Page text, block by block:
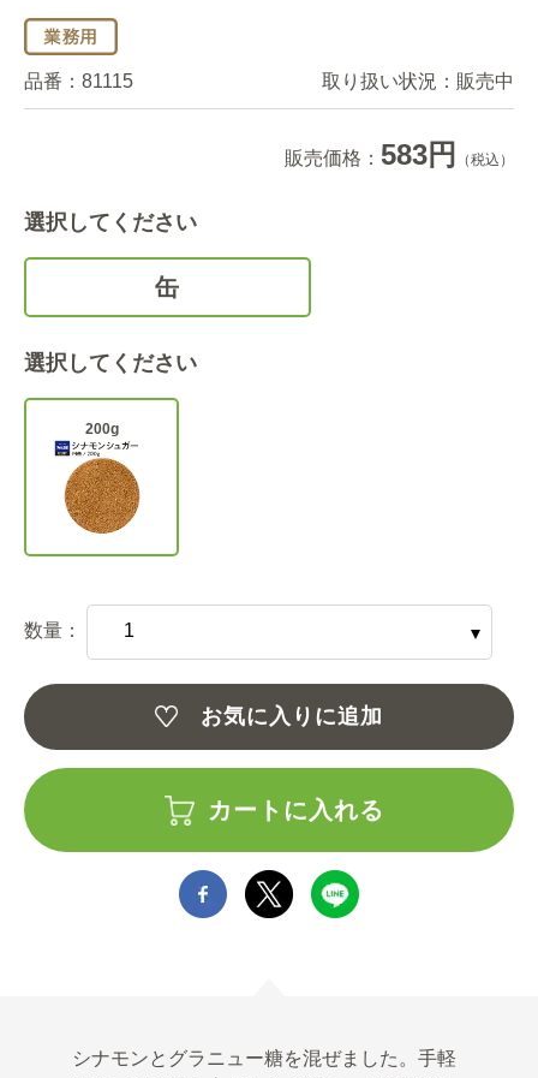
品番： 81115 取り扱い状況： 販売中
販売価格： 583円 （税込）
選択してください
缶
選択してください
200g
数量：
お気に入りに追加
カートに入れる
シナモンとグラニュー糖を混ぜました。手軽